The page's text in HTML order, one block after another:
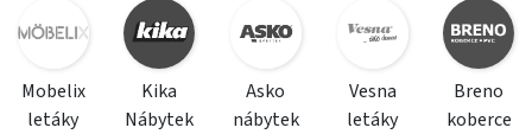
Mobelix
letáky
Kika
Nábytek
Asko
nábytek
Vesna
letáky
Breno
koberce